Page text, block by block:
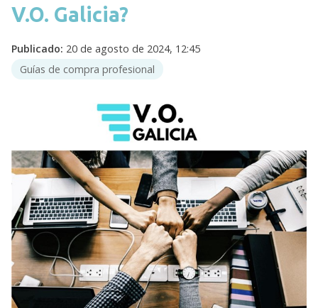
V.O. Galicia?
Publicado: 20 de agosto de 2024, 12:45
Guías de compra profesional